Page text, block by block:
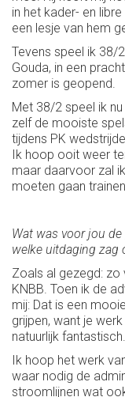
in het kader- en
een lesje van hem
Tevens speel ik 38/
Gouda, in een
zomer is geopend.
Met 38/2 speel ik
zelf de mooiste
tijdens PK
Ik hoop ooit weer
maar daarvoor zal
moeten gaan
Wat was voor jou
welke uitdaging zag
Zoals al gezegd: zo
KNBB. Toen ik de
mij: Dat is een
grijpen, want je
natuurlijk fantastisch.
Ik hoop het werk
waar nodig de
stroomlijnen wat